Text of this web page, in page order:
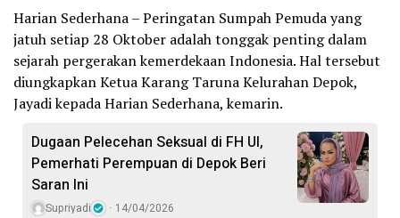
Harian Sederhana – Peringatan Sumpah Pemuda yang
jatuh setiap 28 Oktober adalah tonggak penting dalam
sejarah pergerakan kemerdekaan Indonesia. Hal tersebut
diungkapkan Ketua Karang Taruna Kelurahan Depok,
Jayadi kepada Harian Sederhana, kemarin.
Dugaan Pelecehan Seksual di FH UI,
Pemerhati Perempuan di Depok Beri
Saran Ini
Supriyadi 14/04/2026